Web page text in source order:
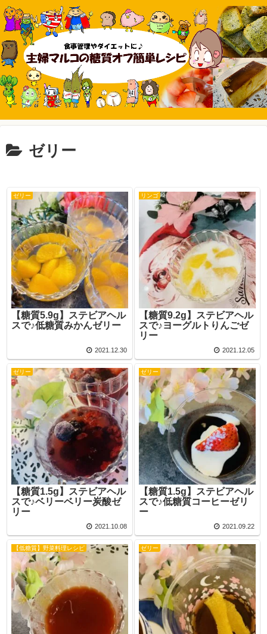
ゼリー
ゼリー
【糖質5.9g】ステビアヘル
スで♪低糖質みかんゼリー
2021.12.30
リンゴ
【糖質9.2g】ステビアヘル
スで♪ヨーグルトりんごゼ
リー
2021.12.05
ゼリー
【糖質1.5g】ステビアヘル
スで♪ベリーベリー炭酸ゼ
リー
2021.10.08
ゼリー
【糖質1.5g】ステビアヘル
スで♪低糖質コーヒーゼリ
ー
2021.09.22
【低糖質】野菜料理レシピ ゼリー